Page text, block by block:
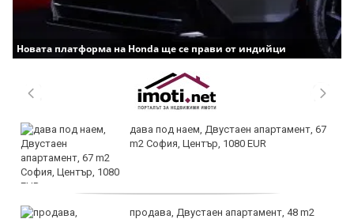
Новата платформа на Honda ще се прави от индийци
дава под наем, Двустаен апартамент, 67
m2 София, Център, 1080 EUR
продава, Двустаен апартамент, 48 m2